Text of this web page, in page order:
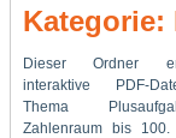
Kategorie:
Dieser Ordner
interaktive PDF-
Thema
Zahlenraum bis
Übungen
ausgeführt. Der
der
eine gewünschte
auf der die Übung
kann. Deshalb